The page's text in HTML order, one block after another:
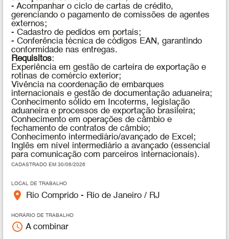
- Acompanhar o ciclo de cartas de crédito,
gerenciando o pagamento de comissões de agentes
externos;
- Cadastro de pedidos em portais;
- Conferência técnica de códigos EAN, garantindo
conformidade nas entregas.
Requisitos:
Experiência em gestão de carteira de exportação e
rotinas de comércio exterior;
Vivência na coordenação de embarques
internacionais e gestão de documentação aduaneira;
Conhecimento sólido em Incoterms, legislação
aduaneira e processos de exportação brasileira;
Conhecimento em operações de câmbio e
fechamento de contratos de câmbio;
Conhecimento intermediário/avançado de Excel;
Inglês em nível intermediário a avançado (essencial
para comunicação com parceiros internacionais).
CADASTRADO EM 30/06/2026
LOCAL DE TRABALHO
place Rio Comprido - Rio de Janeiro / RJ
HORÁRIO DE TRABALHO
access_time A combinar